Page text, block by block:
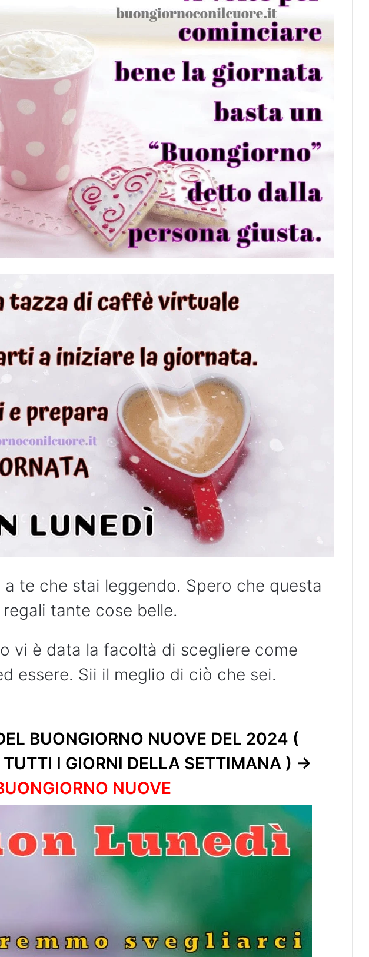
a te che stai leggendo. Spero che questa
tante cose belle.
vi è data la facoltà di scegliere come
essere. Sii il meglio di ciò che sei.
BUONGIORNO NUOVE DEL 2024 (
TUTTI I GIORNI DELLA SETTIMANA ) ->
NUOVE